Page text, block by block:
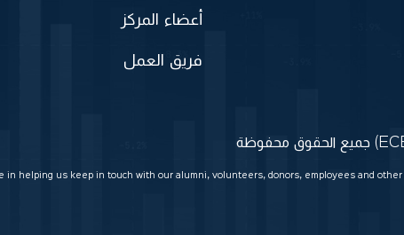
أعضاء المركز
فريق العمل
in helping us keep in touch with our alumni, volunteers, donors, employees and